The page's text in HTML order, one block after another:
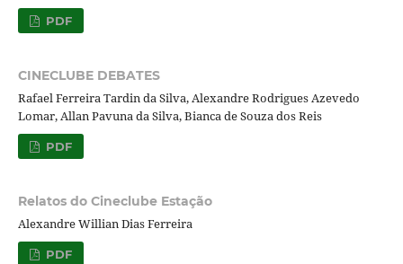
PDF
CINECLUBE DEBATES
Rafael Ferreira Tardin da Silva, Alexandre Rodrigues Azevedo
Lomar, Allan Pavuna da Silva, Bianca de Souza dos Reis
PDF
Relatos do Cineclube Estação
Alexandre Willian Dias Ferreira
PDF